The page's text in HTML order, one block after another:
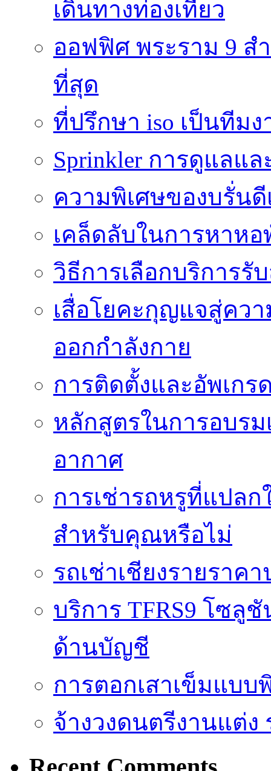
เดินทางท่องเที่ยว
ออฟฟิศ พระราม 9 ส
ที่สุด
ที่ปรึกษา iso เป็นทีม
Sprinkler การดูแลแ
ความพิเศษของบรั่นดี
เคล็ดลับในการหาหอ
วิธีการเลือกบริการรั
เสื่อโยคะกุญแจสู่คว
ออกกำลังกาย
การติดตั้งและอัพเกรด
หลักสูตรในการอบร
อากาศ
การเช่ารถหรูที่แปลก
สำหรับคุณหรือไม่
รถเช่าเชียงรายราค
บริการ TFRS9 โซลู
ด้านบัญชี
การตอกเสาเข็มแบบ
จ้างวงดนตรีงานแต่ง